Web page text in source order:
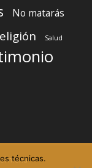
No matarás
Salud
menú
técnicas.